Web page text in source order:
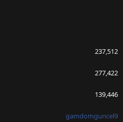
237,512
277,422
139,446
gamdomguncel9